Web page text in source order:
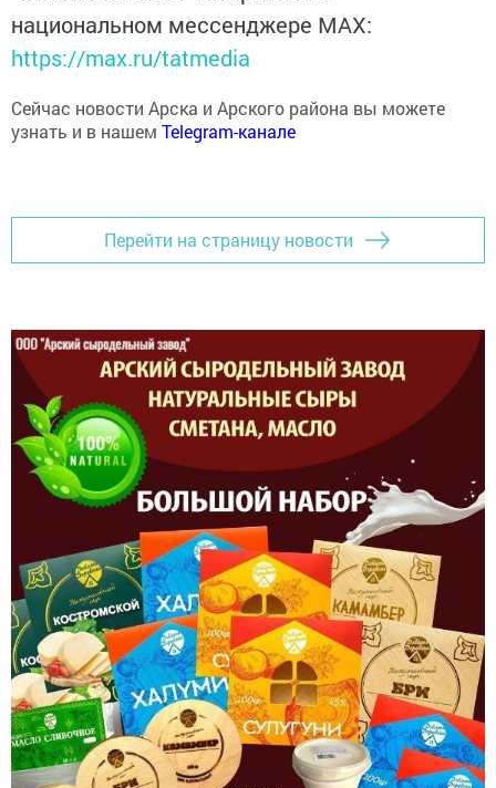
национальном мессенджере MАХ:
https://max.ru/tatmedia
Сейчас новости Арска и Арского района вы можете
узнать и в нашемTelegram-канале
Перейти на страницу новости